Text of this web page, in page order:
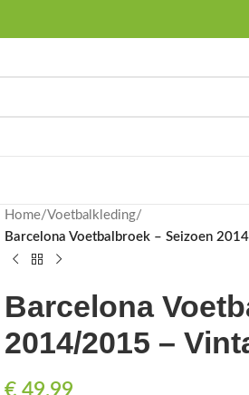
Home/Voetbalkleding/
Barcelona Voetbalbroek – Seizoen
Barcelona
2014/2015 –
€49,99